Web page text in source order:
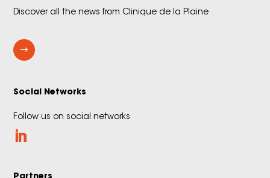
Discover all the news from Clinique de la Plaine
$
Social Networks
Follow us on social networks